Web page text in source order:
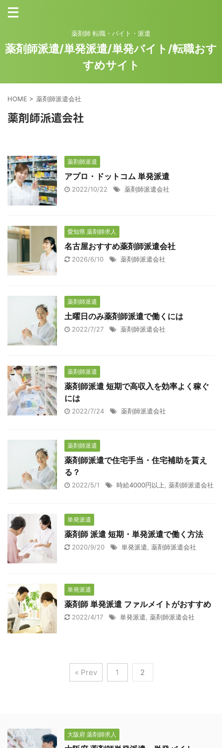
薬剤師 転職・バイト・派遣
薬剤師派遣/単発派遣/単発バイト/転職おす
すめサイト
HOME > 薬剤師派遣会社
薬剤師派遣会社
薬剤師派遣
アプロ・ドットコム 単発派遣
2022/10/22 薬剤師派遣会社
愛知県 薬剤師求人
名古屋おすすめ薬剤師派遣会社
2026/6/10 薬剤師派遣会社
薬剤師派遣
土曜日のみ薬剤師派遣で働くには
2022/7/27 薬剤師派遣会社
薬剤師派遣
薬剤師派遣 短期で高収入を効率よく稼ぐ
には
2022/7/24 薬剤師派遣会社
薬剤師派遣
薬剤師派遣で住宅手当・住宅補助を貰え
る？
2022/5/1 時給4000円以上 薬剤師派遣会社
単発派遣
薬剤師 派遣 短期・単発派遣で働く方法
2020/9/20 単発派遣 薬剤師派遣会社
単発派遣
薬剤師 単発派遣 ファルメイトがおすすめ
2022/4/17 単発派遣 薬剤師派遣会社
« Prev 1 2
大阪府 薬剤師求人